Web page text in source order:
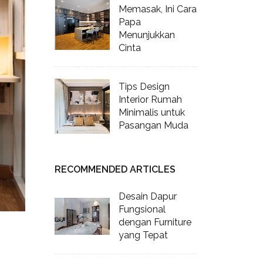
Memasak, Ini Cara
Papa
Menunjukkan
Cinta
Tips Design
Interior Rumah
Minimalis untuk
Pasangan Muda
RECOMMENDED ARTICLES
Desain Dapur
Fungsional
dengan Furniture
yang Tepat